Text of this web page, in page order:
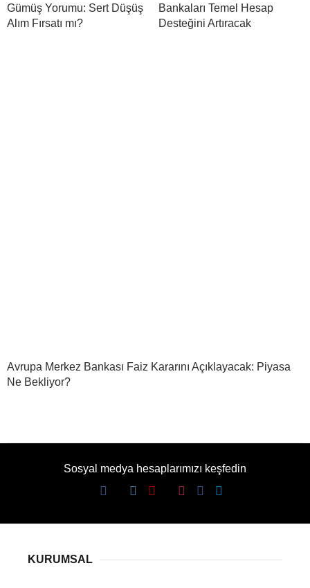
Gümüş Yorumu: Sert Düşüş
Alım Fırsatı mı?
Bankaları Temel Hesap
Desteğini Artıracak
Avrupa Merkez Bankası Faiz Kararını Açıklayacak: Piyasa
Ne Bekliyor?
Sosyal medya hesaplarımızı keşfedin
KURUMSAL